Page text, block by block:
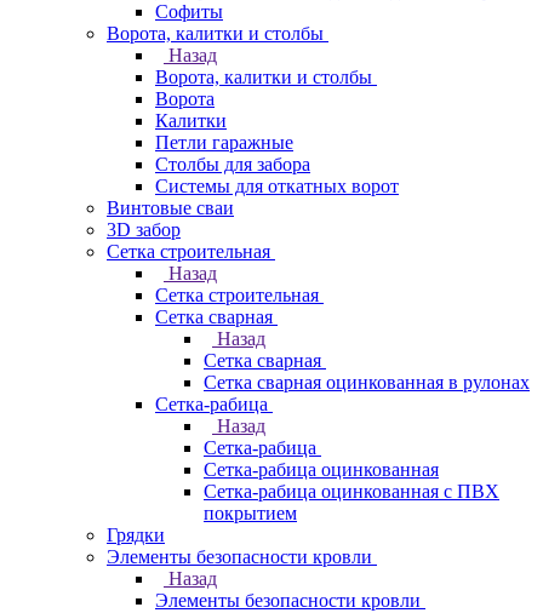
Софиты
Ворота, калитки и столбы
Назад
Ворота, калитки и столбы
Ворота
Калитки
Петли гаражные
Столбы для забора
Системы для откатных ворот
Винтовые сваи
3D забор
Сетка строительная
Назад
Сетка строительная
Сетка сварная
Назад
Сетка сварная
Сетка сварная оцинкованная в рулонах
Сетка-рабица
Назад
Сетка-рабица
Сетка-рабица оцинкованная
Сетка-рабица оцинкованная с ПВХ
покрытием
Грядки
Элементы безопасности кровли
Назад
Элементы безопасности кровли